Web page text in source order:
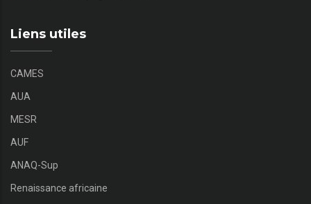
Liens utiles
CAMES
AUA
MESR
AUF
ANAQ-Sup
Renaissance africaine